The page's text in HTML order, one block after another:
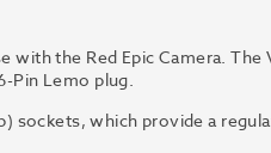
the Red Epic Camera. The
Pin Lemo plug.
sockets, which provide a